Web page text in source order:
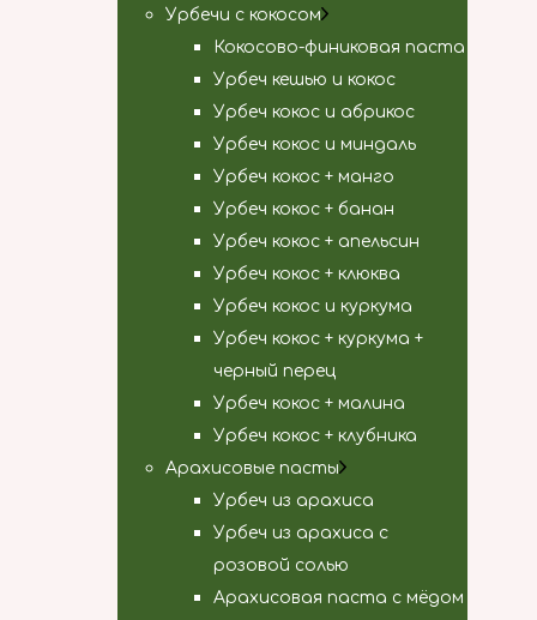
Урбечи с кокосом
Кокосово-финиковая паста
Урбеч кешью и кокос
Урбеч кокос и абрикос
Урбеч кокос и миндаль
Урбеч кокос + манго
Урбеч кокос + банан
Урбеч кокос + апельсин
Урбеч кокос + клюква
Урбеч кокос и куркума
Урбеч кокос + куркума +
черный перец
Урбеч кокос + малина
Урбеч кокос + клубника
Арахисовые пасты
Урбеч из арахиса
Урбеч из арахиса с
розовой солью
Арахисовая паста с мёдом